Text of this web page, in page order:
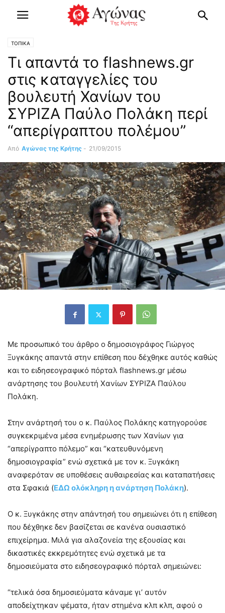
ΤΟΠΙΚΑ
Τι απαντά το flashnews.gr
στις καταγγελίες του
βουλευτή Χανίων του
ΣΥΡΙΖΑ Παύλο Πολάκη περί
“απερίγραπτου πολέμου”
Από Αγώνας της Κρήτης - 21/09/2015
Με προσωπικό του άρθρο ο δημοσιογράφος Γιώργος
Ξυγκάκης απαντά στην επίθεση που δέχθηκε αυτός καθώς
και το ειδησεογραφικό πόρταλ flashnews.gr μέσω
ανάρτησης του βουλευτή Χανίων ΣΥΡΙΖΑ Παύλου
Πολάκη.
Στην ανάρτησή του ο κ. Παύλος Πολάκης κατηγορούσε
συγκεκριμένα μέσα ενημέρωσης των Χανίων για
“απερίγραπτο πόλεμο” και “κατευθυνόμενη
δημοσιογραφία” ενώ σχετικά με τον κ. Ξυγκάκη
αναφερόταν σε υποθέσεις αυθαιρεσίας και καταπατήσεις
στα Σφακιά (ΕΔΩ ολόκληρη η ανάρτηση Πολάκη).
Ο κ. Ξυγκάκης στην απάντησή του σημειώνει ότι η επίθεση
που δέχθηκε δεν βασίζεται σε κανένα ουσιαστικό
επιχείρημα. Μιλά για αλαζονεία της εξουσίας και
δικαστικές εκκρεμότητες ενώ σχετικά με τα
δημοσιεύματα στο ειδησεογραφικό πόρταλ σημειώνει:
“τελικά όσα δημοσιεύματα κάναμε γι’ αυτόν
αποδείχτηκαν ψέματα, ήταν στημένα κλπ κλπ, αφού ο